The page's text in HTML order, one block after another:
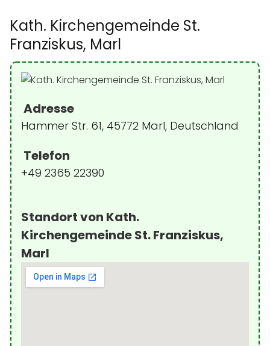
Kath. Kirchengemeinde St.
Franziskus, Marl
Adresse
Hammer Str. 61, 45772 Marl, Deutschland
Telefon
+49 2365 22390
Standort von Kath.
Kirchengemeinde St. Franziskus,
Marl